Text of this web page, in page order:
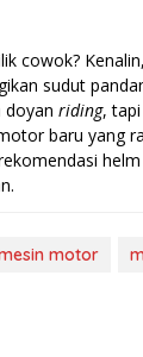
cowok? Kenalin,
sudut
doyan riding,
baru yang
motor